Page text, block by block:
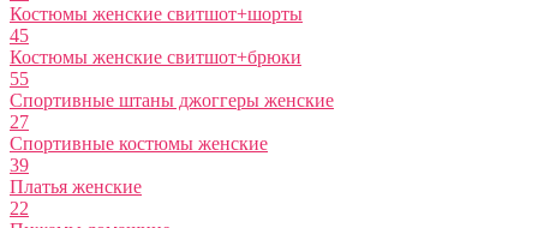
Костюмы женские свитшот+шорты
45
Костюмы женские свитшот+брюки
55
Спортивные штаны джоггеры женские
27
Спортивные костюмы женские
39
Платья женские
22